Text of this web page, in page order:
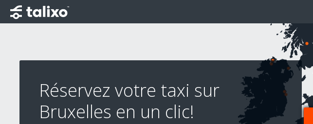
Réservez votre taxi sur
Bruxelles en un clic!